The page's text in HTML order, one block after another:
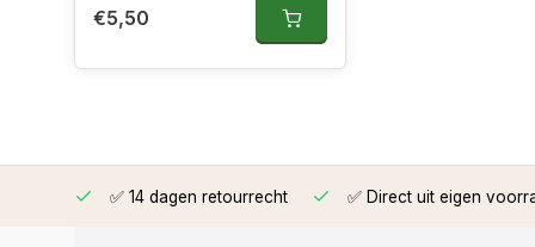
€5,50
✅ 14 dagen retourrecht ✅ Direct uit eigen